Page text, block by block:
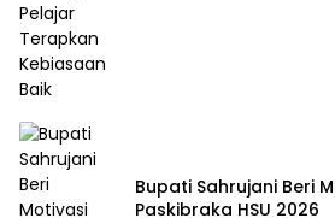
Bupati Sahrujani Beri
Paskibraka HSU 2026